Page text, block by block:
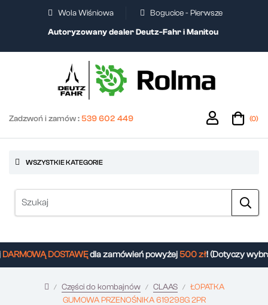
Wola Wiśniowa
Bogucice - Pierwsze
Autoryzowany dealer Deutz-Fahr i Manitou
Zadzwoń i zamów :539 602 449 (0)
WSZYSTKIE KATEGORIE
DOSTAWĘdla zamówień powyżej500 zł! (Dotyczy
Części do kombajnów CLAAS
ŁOPATKA
GUMOWA PRZENOŚNIKA 619298G 2PR